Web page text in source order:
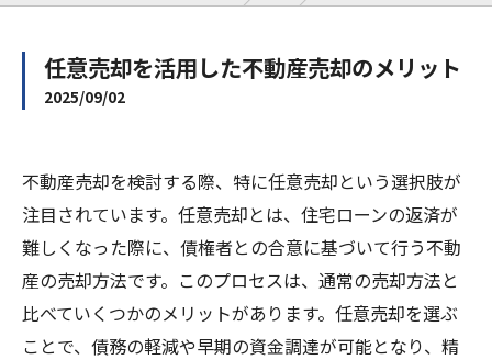
任意売却を活用した不動産売却のメリット
2025/09/02
不動産売却を検討する際、特に任意売却という選択肢が
注目されています。任意売却とは、住宅ローンの返済が
難しくなった際に、債権者との合意に基づいて行う不動
産の売却方法です。このプロセスは、通常の売却方法と
比べていくつかのメリットがあります。任意売却を選ぶ
ことで、債務の軽減や早期の資金調達が可能となり、精